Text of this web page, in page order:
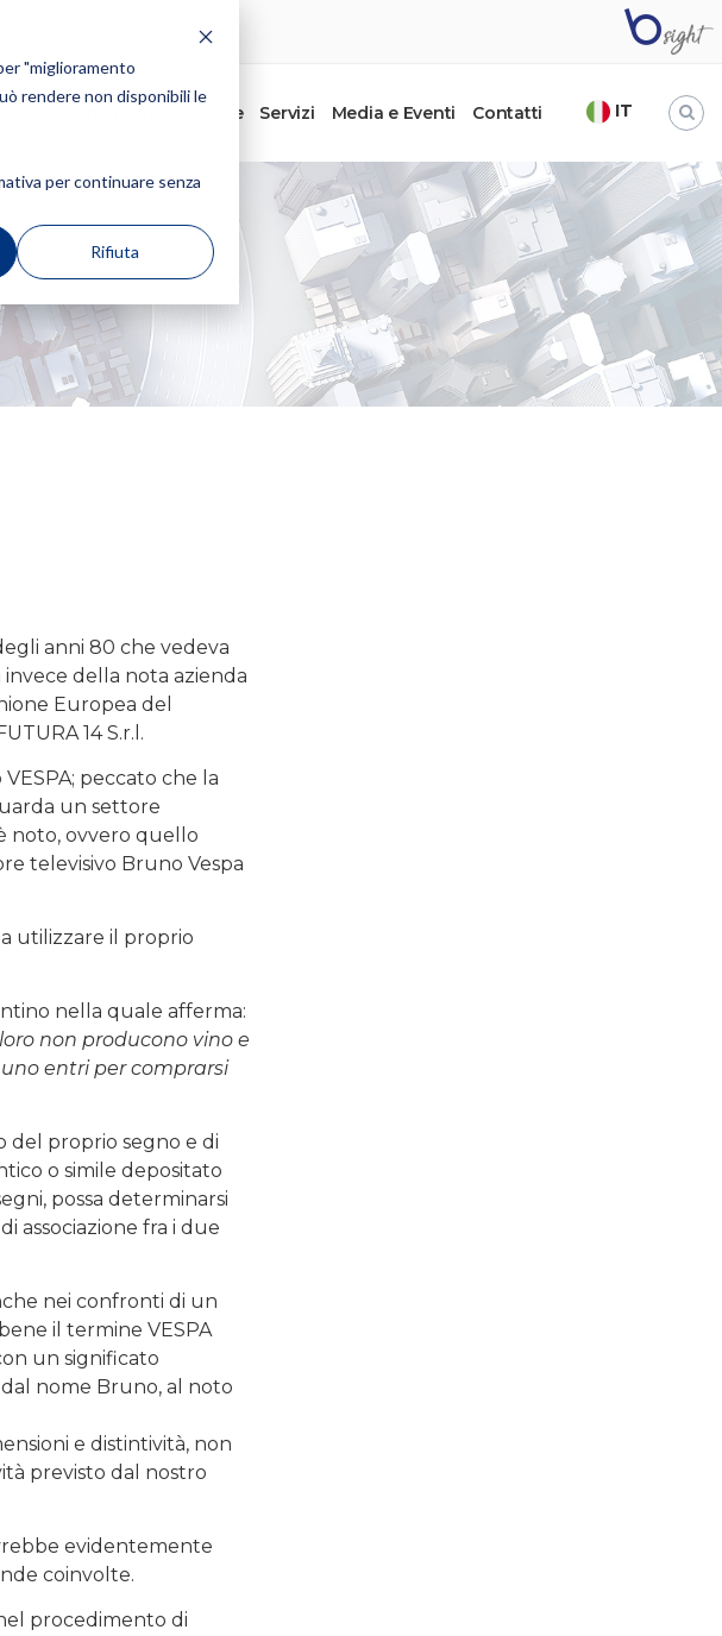
"miglioramento
rendere non disponibili le
per continuare senza
Rifiuta
Diritto d’autore Servizi Media e Eventi Contatti IT
anni 80 che vedeva
della nota azienda
Europea del
14 S.r.l.
peccato che la
un settore
noto, ovvero quello
televisivo Bruno Vespa
utilizzare il proprio
nella quale afferma:
non producono vino e
entri per comprarsi
del proprio segno e di
o simile depositato
possa determinarsi
associazione fra i due
nei confronti di un
il termine VESPA
un significato
nome Bruno, al noto
e distintività, non
previsto dal nostro
evidentemente
coinvolte.
procedimento di